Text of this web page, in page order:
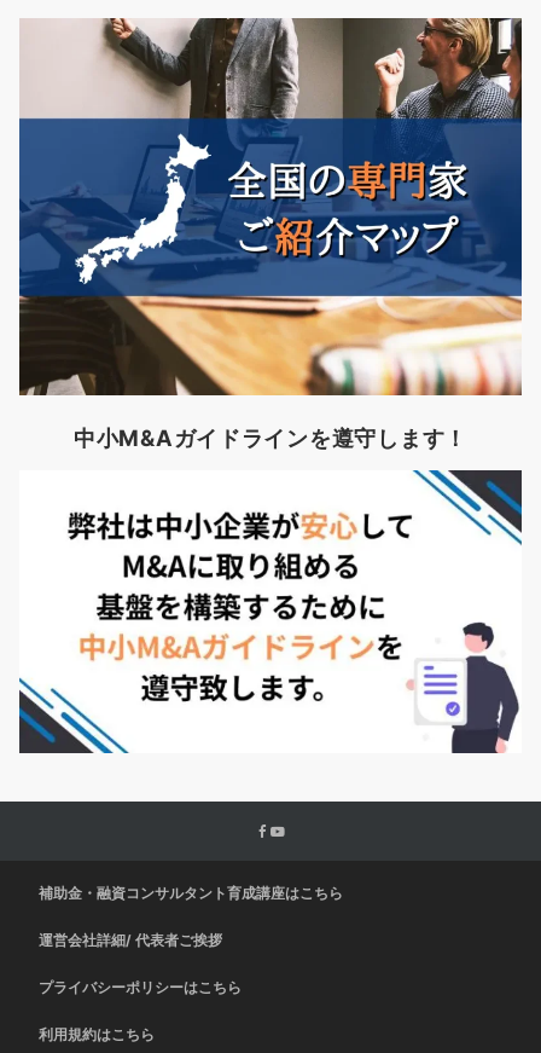
中小M&Aガイドラインを遵守します！
補助金・融資コンサルタント育成講座はこちら
運営会社詳細/ 代表者ご挨拶
プライバシーポリシーはこちら
利用規約はこちら